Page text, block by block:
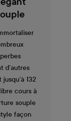
d’autres
132
cours à
souple
façon